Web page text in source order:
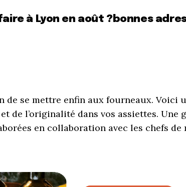
à Lyon en août ?bonnes
de se mettre enfin aux fourneaux. Voici
de l’originalité dans vos assiettes. Une
en collaboration avec les chefs de